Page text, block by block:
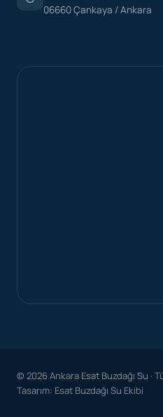
06660 Çankaya / Ankara
© 2026 Ankara Esat Buzdağı Su ·
Tasarım: Esat Buzdağı Su Ekibi